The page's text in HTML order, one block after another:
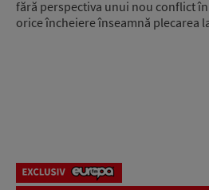
fără perspectiva unui nou conflict
orice încheiere înseamnă plecarea
CONCURSURI